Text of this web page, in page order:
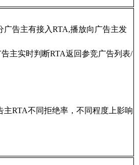
广告主有接入RTA,播放向广告主发
主实时判断RTA返回参竞广告列表/
主RTA不同拒绝率，不同程度上影响